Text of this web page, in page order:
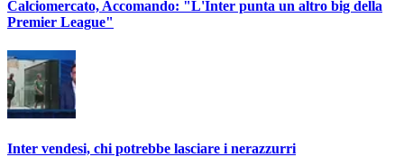
Calciomercato, Accomando: "L'Inter punta un altro big della
Premier League"
Inter vendesi, chi potrebbe lasciare i nerazzurri